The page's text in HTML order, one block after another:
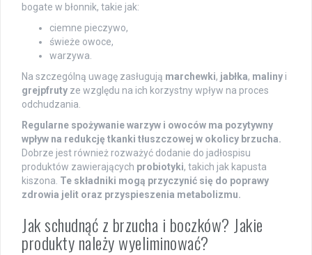
bogate w błonnik, takie jak:
ciemne pieczywo,
świeże owoce,
warzywa.
Na szczególną uwagę zasługują marchewki, jabłka, maliny i
grejpfruty ze względu na ich korzystny wpływ na proces
odchudzania.
Regularne spożywanie warzyw i owoców ma pozytywny
wpływ na redukcję tkanki tłuszczowej w okolicy brzucha.
Dobrze jest również rozważyć dodanie do jadłospisu
produktów zawierających probiotyki, takich jak kapusta
kiszona. Te składniki mogą przyczynić się do poprawy
zdrowia jelit oraz przyspieszenia metabolizmu.
Jak schudnąć z brzucha i boczków? Jakie
produkty należy wyeliminować?